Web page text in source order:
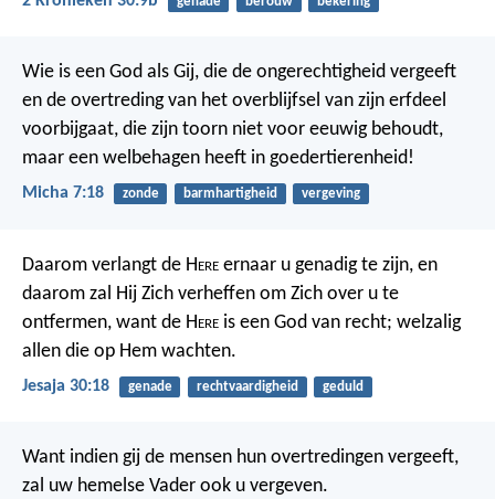
Wie is een God als Gij, die de ongerechtigheid vergeeft
en de overtreding van het overblijfsel van zijn erfdeel
voorbijgaat, die zijn toorn niet voor eeuwig behoudt,
maar een welbehagen heeft in goedertierenheid!
Micha 7:18 zonde barmhartigheid vergeving
Daarom verlangt de Here ernaar u genadig te zijn, en
daarom zal Hij Zich verheffen om Zich over u te
ontfermen, want de Here is een God van recht; welzalig
allen die op Hem wachten.
Jesaja 30:18 genade rechtvaardigheid geduld
Want indien gij de mensen hun overtredingen vergeeft,
zal uw hemelse Vader ook u vergeven.